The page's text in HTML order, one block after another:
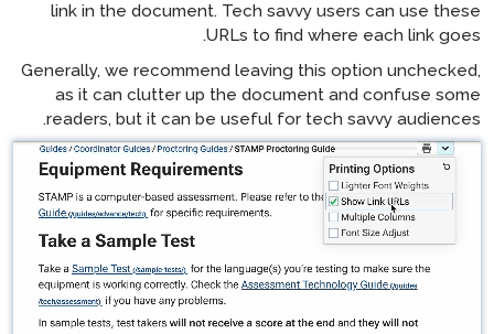
link in the document. Tech
URLs to
Generally, we recommend
as it can clutter up the
readers, but it can be useful